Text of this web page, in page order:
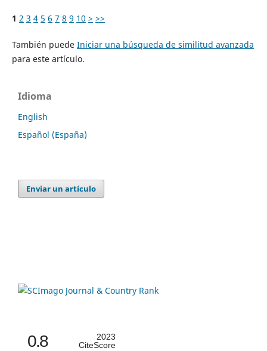
1 2 3 4 5 6 7 8 9 10 > >>
También puede Iniciar una búsqueda de similitud avanzada
para este artículo.
Idioma
English
Español (España)
Enviar un artículo
0.8
2023
CiteScore